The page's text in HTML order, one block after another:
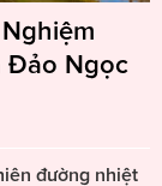
Đảo Ngọc
đường nhiệt